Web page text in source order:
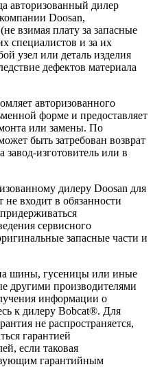
авторизованный дилер
Doosan,
взимая плату за запасные
специалистов и за их
узел или деталь изделия
дефектов материала
авторизованного
форме и предоставляет
или замены. По
быть затребован возврат
завод-изготовитель или в
дилеру Doosan для
входит в обязанности
сервисного
запасные части и
на шины, гусеницы или иные
другими производителями
информации о
к дилеру Bobcat®. Для
не распространяется,
гарантией
если таковая
гарантийным